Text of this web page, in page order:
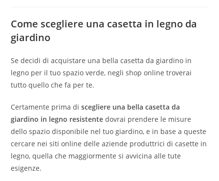
Come scegliere una casetta in legno da
giardino
Se decidi di acquistare una bella casetta da giardino in
legno per il tuo spazio verde, negli shop online troverai
tutto quello che fa per te.
Certamente prima discegliere una bella casetta da
giardino in legno resistente dovrai prendere le misure
dello spazio disponibile nel tuo giardino, e in base a queste
cercare nei siti online delle aziende produttrici di casette in
legno, quella che maggiormente si avvicina alle tute
esigenze.